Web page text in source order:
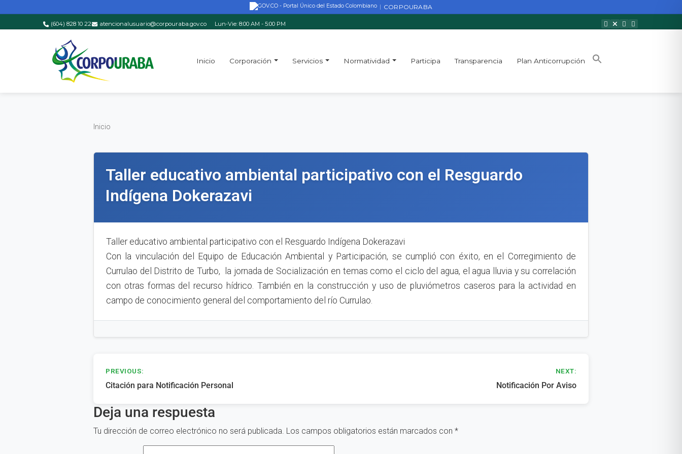
Saltar al contenido principal
| CORPOURABA
(604) 828 10 22 atencionalusuario@corpouraba.gov.co Lun-Vie: 8:00 AM - 5:00 PM
Inicio Corporación Servicios Normatividad Participa Transparencia Plan Anticorrupción
Inicio
Inicio
Taller educativo ambiental participativo con el Resguardo
Indígena Dokerazavi
Taller educativo ambiental participativo con el Resguardo Indígena Dokerazavi
Con la vinculación del Equipo de Educación Ambiental y Participación, se cumplió con éxito, en el Corregimiento de
Currulao del Distrito de Turbo, la jornada de Socialización en temas como el ciclo del agua, el agua lluvia y su correlación
con otras formas del recurso hídrico. También en la construcción y uso de pluviómetros caseros para la actividad en
campo de conocimiento general del comportamiento del río Currulao.
Navegación
de
entradas
PREVIOUS:
Citación para Notificación Personal
NEXT:
Notificación Por Aviso
Deja una respuesta
Tu dirección de correo electrónico no será publicada. Los campos obligatorios están marcados con *